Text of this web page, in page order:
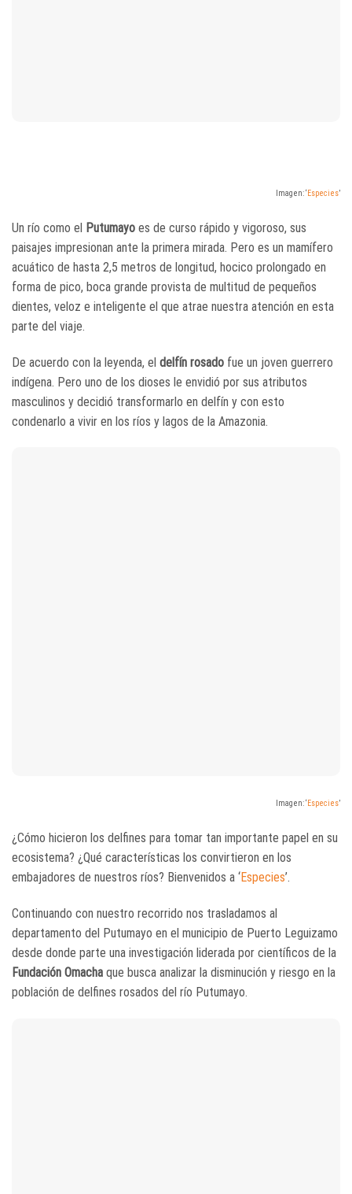
Imagen: ‘ Especies’
Un río como el Putumayo es de curso rápido y vigoroso, sus
paisajes impresionan ante la primera mirada. Pero es un mamífero
acuático de hasta 2,5 metros de longitud, hocico prolongado en
forma de pico, boca grande provista de multitud de pequeños
dientes, veloz e inteligente el que atrae nuestra atención en esta
parte del viaje.
De acuerdo con la leyenda, el delfín rosado fue un joven guerrero
indígena. Pero uno de los dioses le envidió por sus atributos
masculinos y decidió transformarlo en delfín y con esto
condenarlo a vivir en los ríos y lagos de la Amazonia.
Imagen: ‘ Especies’
¿Cómo hicieron los delfines para tomar tan importante papel en su
ecosistema? ¿Qué características los convirtieron en los
embajadores de nuestros ríos? Bienvenidos a ‘Especies’.
Continuando con nuestro recorrido nos trasladamos al
departamento del Putumayo en el municipio de Puerto Leguizamo
desde donde parte una investigación liderada por científicos de la
Fundación Omacha que busca analizar la disminución y riesgo en la
población de delfines rosados del río Putumayo.